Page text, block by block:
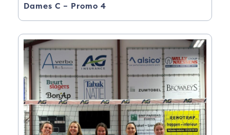
Dames C – Promo 4